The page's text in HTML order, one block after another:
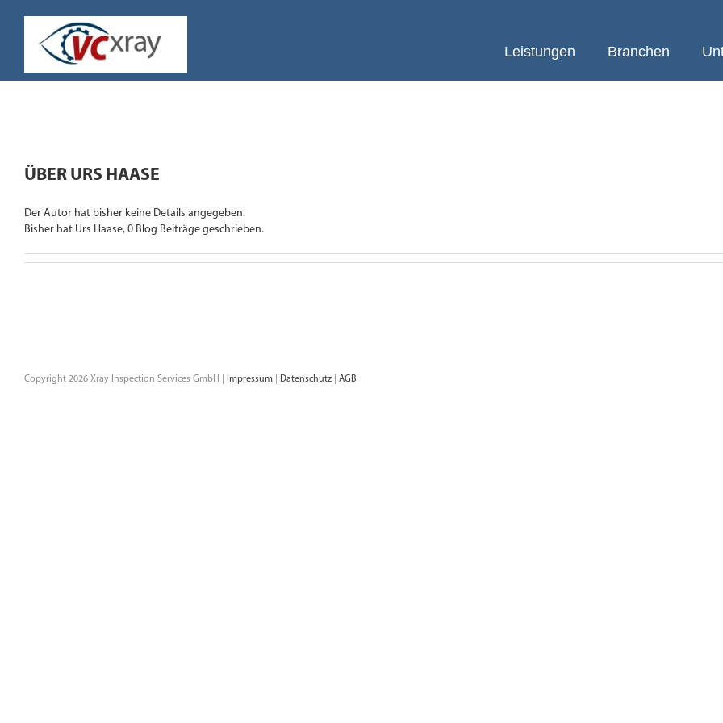
springen
Leistungen Branchen
ÜBERURS HAASE
Der Autor hat bisher keine Details angegeben.
Bisher hat Urs Haase, 0 Blog Beiträge geschrieben.
Copyright 2026 Xray Inspection Services GmbH | Impressum Datenschutz AGB